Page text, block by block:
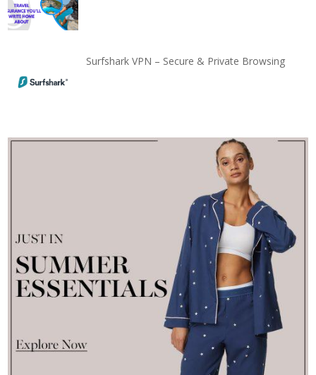
Surfshark VPN – Secure & Private Browsing